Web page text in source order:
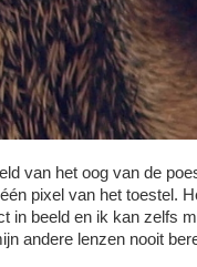
van het oog van de
pixel van het toestel.
in beeld en ik kan zelfs
andere lenzen nooit